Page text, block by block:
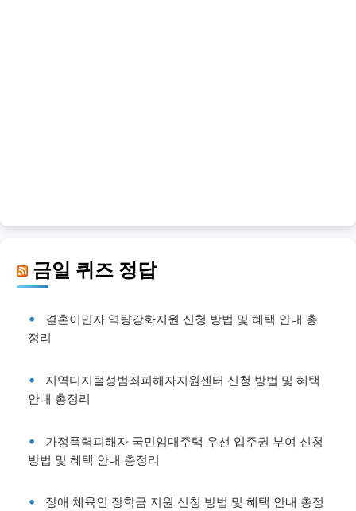
금일 퀴즈 정답
결혼이민자 역량강화지원 신청 방법 및 혜택 안내 총
정리
지역디지털성범죄피해자지원센터 신청 방법 및 혜택
안내 총정리
가정폭력피해자 국민임대주택 우선 입주권 부여 신청
방법 및 혜택 안내 총정리
장애 체육인 장학금 지원 신청 방법 및 혜택 안내 총정